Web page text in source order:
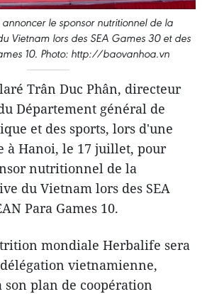
le sponsor nutritionnel de la
Vietnam lors des SEA Games 30 et des
10. Photo: http://baovanhoa.vn
Trân Duc Phân, directeur
Département général de
et des sports, lors d'une
à Hanoi, le 17 juillet, pour
nutritionnel de la
du Vietnam lors des SEA
Para Games 10.
mondiale Herbalife sera
vietnamienne,
plan de coopération